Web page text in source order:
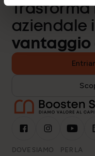
aziendale
DOVE SIAMO
PER LA